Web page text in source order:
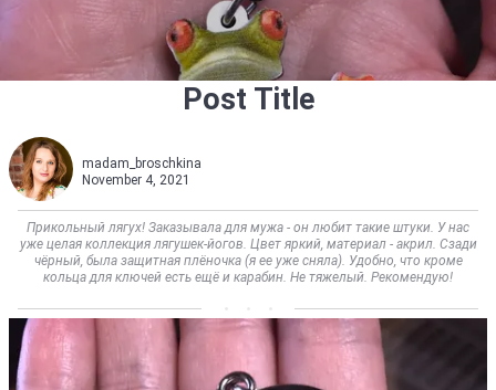
Post Title
madam_broschkina
November 4, 2021
Прикольный лягух! Заказывала для мужа - он любит такие штуки. У нас
уже целая коллекция лягушек-йогов. Цвет яркий, материал - акрил. Сзади
чёрный, была защитная плёночка (я ее уже сняла). Удобно, что кроме
кольца для ключей есть ещё и карабин. Не тяжелый. Рекомендую!